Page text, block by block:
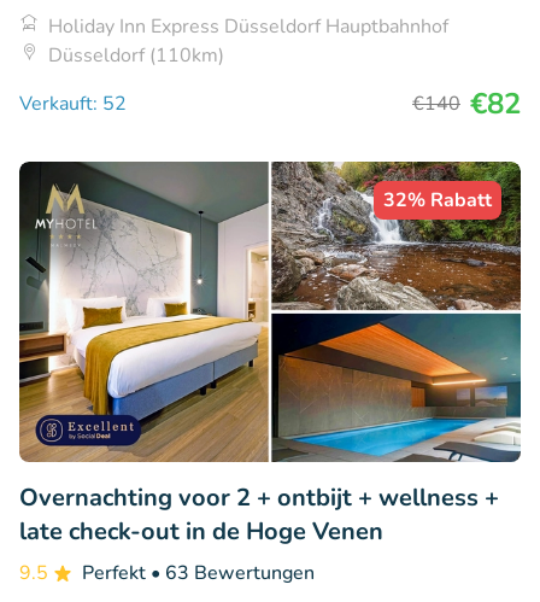
Holiday Inn Express Düsseldorf Hauptbahnhof
Düsseldorf (110km)
Verkauft: 52
€140 €82
32% Rabatt
Overnachting voor 2 + ontbijt + wellness +
late check-out in de Hoge Venen
9.5 Perfekt • 63 Bewertungen